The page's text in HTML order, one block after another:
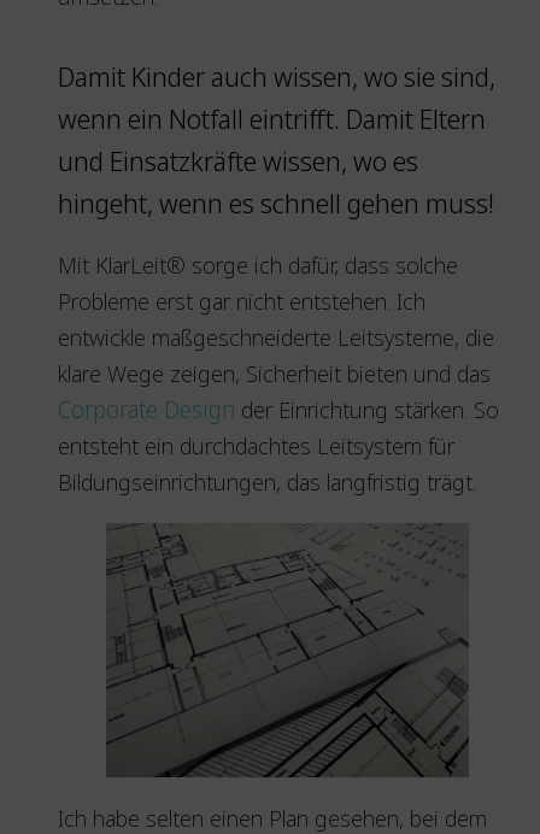
Damit Kinder auch wissen, wo sie sind,
wenn ein Notfall eintrifft. Damit Eltern
und Einsatzkräfte wissen, wo es
hingeht, wenn es schnell gehen muss!
Mit KlarLeit® sorge ich dafür, dass solche
Probleme erst gar nicht entstehen. Ich
entwickle maßgeschneiderte Leitsysteme, die
klare Wege zeigen, Sicherheit bieten und das
Corporate Design der Einrichtung stärken. So
entsteht ein durchdachtes Leitsystem für
Bildungseinrichtungen, das langfristig trägt.
Ich habe selten einen Plan gesehen, bei dem